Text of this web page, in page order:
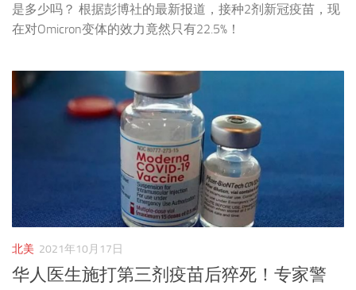
是多少吗？ 根据彭博社的最新报道，接种2剂新冠疫苗，现
在对Omicron变体的效力竟然只有22.5%！
北美 2021年10月17日
华人医生施打第三剂疫苗后猝死！专家警